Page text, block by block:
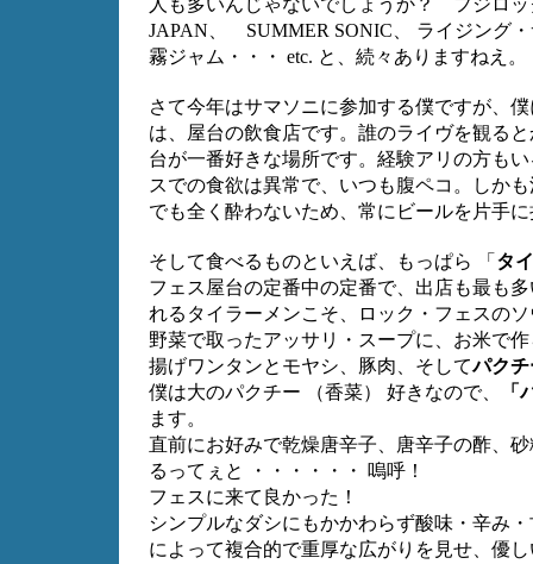
人も多いんじゃないでしょうか？ フジロ
JAPAN、 SUMMER SONIC、 ライジング
霧ジャム・・・ etc. と、続々ありますねえ。
さて今年はサマソニに参加する僕ですが、
は、屋台の飲食店です。誰のライヴを観る
台が一番好きな場所です。経験アリの方も
スでの食欲は異常で、いつも腹ペコ。しか
でも全く酔わないため、常にビールを片手
そして食べるものといえば、もっぱら 「 タ
フェス屋台の定番中の定番で、出店も最も
れるタイラーメンこそ、ロック・フェスの
野菜で取ったアッサリ・スープに、お米で
揚げワンタンとモヤシ、豚肉、そしてパクチ
僕は大のパクチー （香菜） 好きなので、
「
ます。
直前にお好みで乾燥唐辛子、唐辛子の酢、
るってぇと ・・・・・・ 嗚呼！
フェスに来て良かった！
シンプルなダシにもかかわらず酸味・辛み
によって複合的で重厚な広がりを見せ、優